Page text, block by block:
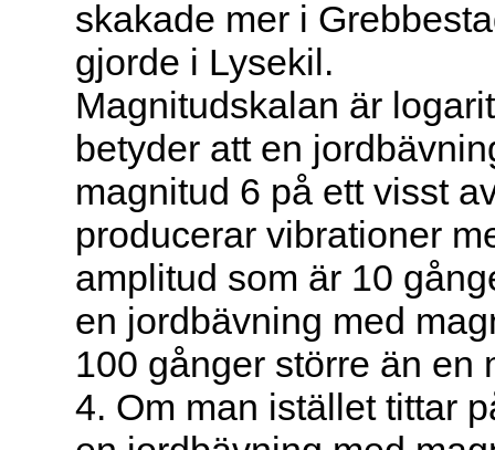
skakade mer i
gjorde i Lysekil.
Magnitudskalan är
betyder att en
magnitud 6 på ett visst
producerar vibrationer
amplitud som är 10
en jordbävning med
100 gånger större än en
4. Om man istället tittar